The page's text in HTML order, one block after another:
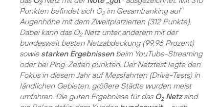
2
Punkten befindet sich O2im Gesamtranking auf
Augenhöhe mit dem Zweitplatzierten (312 Punkte).
Dabei kann das O2Netz unter anderem mit der
bundesweit besten Netzabdeckung (99,96 Prozent)
sowie starken Ergebnissenbeim YouTube-Streaming
oder bei Ping-Zeiten punkten. Der Netztest legte den
Fokus in diesem Jahr auf Messfahrten (Drive-Tests) in
ländlichen Gebieten, größere Städte wurden meist
umfahren. Die guten Ergebnisse für das O2Netzsind